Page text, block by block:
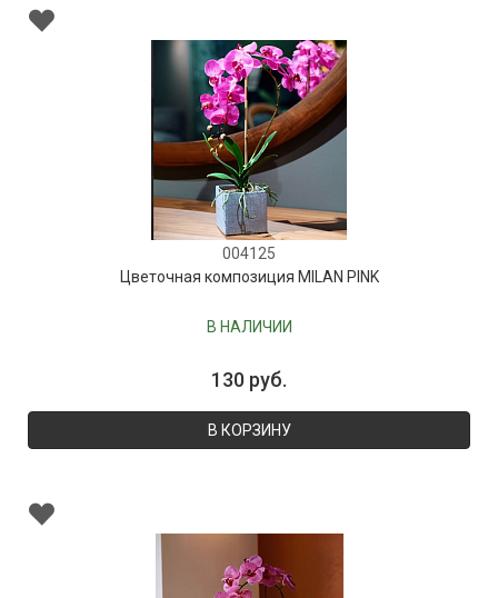
004125
Цветочная композиция MILAN PINK
В НАЛИЧИИ
130 руб.
В КОРЗИНУ